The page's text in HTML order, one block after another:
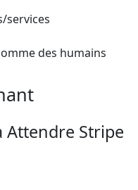
services
des humains
Attendre Stripe